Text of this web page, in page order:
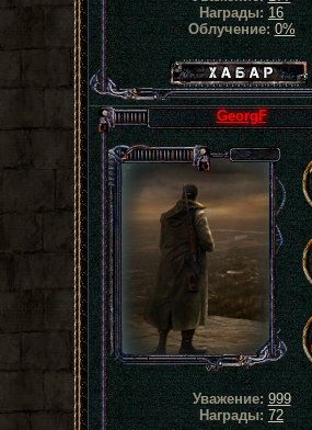
Награды: 16
Облучение:0%
Хабар сталкера
GeorgF
Уважение:999
Награды: 72